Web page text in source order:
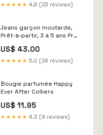
★★★★★ 4.8 (23 reviews)
Jeans garçon moutarde,
Prêt-à-partir, 3 à 5 ans Pré-
US$ 43.00
★★★★★ 5.0 (24 reviews)
Bougie parfumée Happy
Ever After Colliers
US$ 11.95
★★★★★ 4.3 (9 reviews)